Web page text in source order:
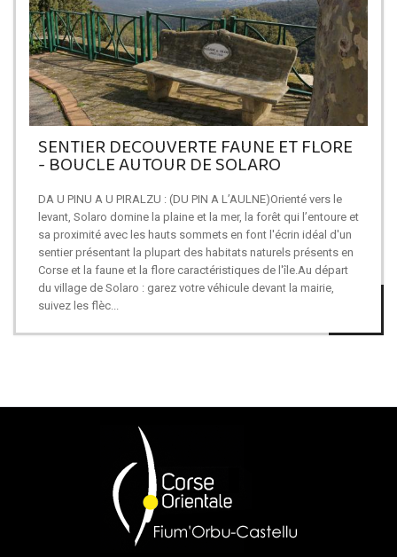
SENTIER DECOUVERTE FAUNE ET FLORE
- BOUCLE AUTOUR DE SOLARO
DA U PINU A U PIRALZU : (DU PIN A L’AULNE)Orienté vers le
levant, Solaro domine la plaine et la mer, la forêt qui l’entoure et
sa proximité avec les hauts sommets en font l'écrin idéal d'un
sentier présentant la plupart des habitats naturels présents en
Corse et la faune et la flore caractéristiques de l'île.Au départ
du village de Solaro : garez votre véhicule devant la mairie,
suivez les flèc...